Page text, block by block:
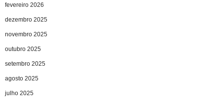
fevereiro 2026
dezembro 2025
novembro 2025
outubro 2025
setembro 2025
agosto 2025
julho 2025